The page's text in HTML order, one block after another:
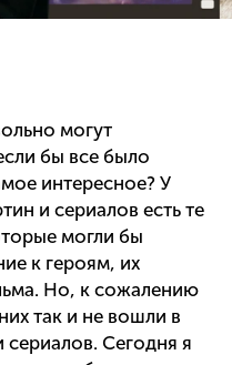
могут
бы все было
интересное? У
и сериалов есть те
могли бы
к героям, их
Но, к сожалению
так и не вошли в
Сегодня я